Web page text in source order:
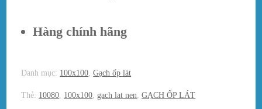
Hàng chính hãng
Danh mục: 100x100,Gạch ốp lát
Thẻ: 10080, 100x100, gach lat nen,GẠCH ỐP LÁT